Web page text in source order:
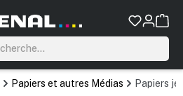
Papiers et autres Médias Papiers